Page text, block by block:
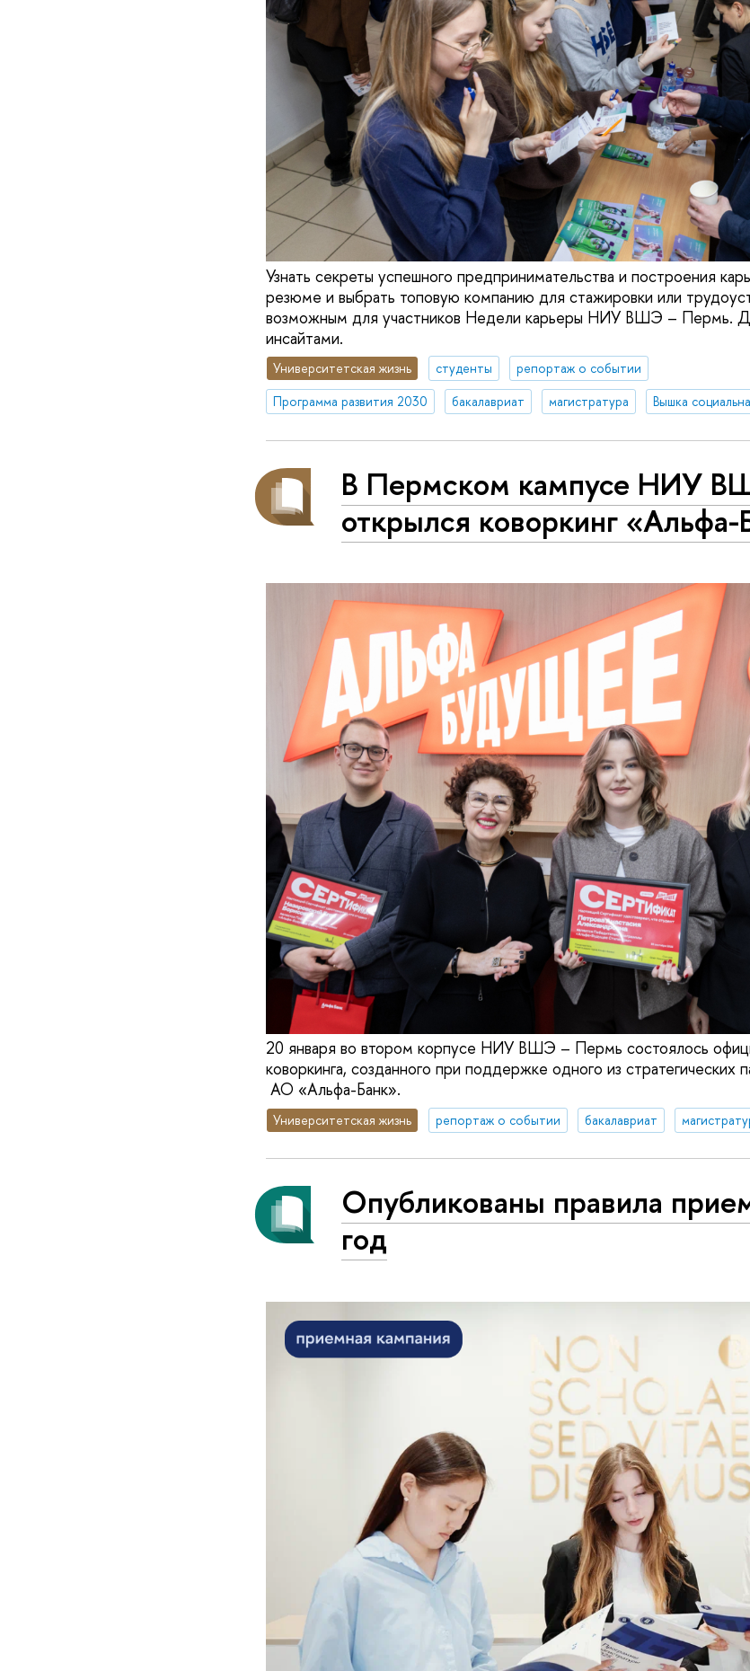
Узнать секреты успешного предпринимательства и построения
резюме и выбрать топовую компанию для стажировки или
возможным для участников Недели карьеры НИУ ВШЭ – Пермь.
инсайтами.
Университетская жизнь студенты
репортаж о событии
Программа развития 2030
бакалавриат магистратура Вышка
В Пермском кампусе НИУ
открылся коворкинг
20 января во втором корпусе НИУ ВШЭ – Пермь состоялось
коворкинга, созданного при поддержке одного из стратегических
АО «Альфа-Банк».
Университетская жизнь репортаж о событии бакалавриат
Опубликованы правила
год